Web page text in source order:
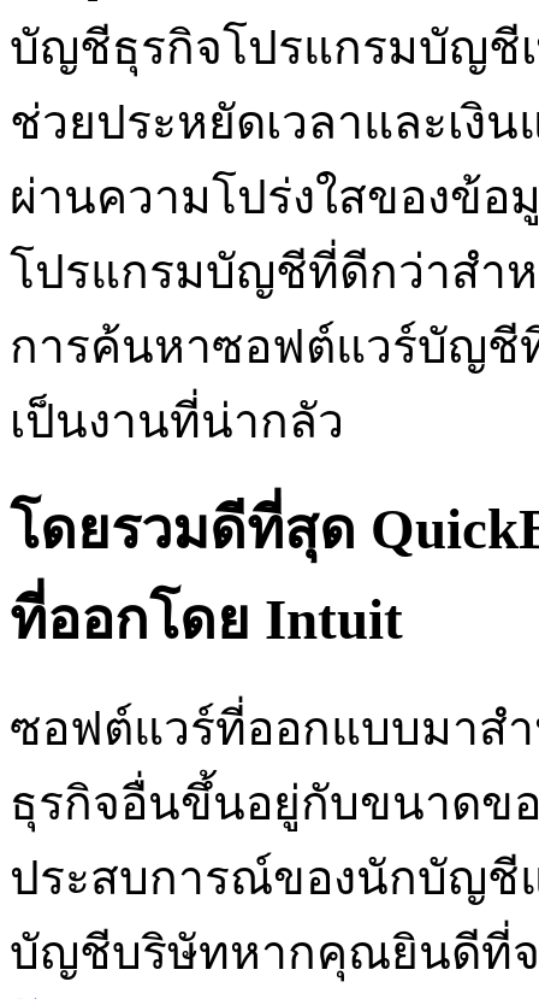
บัญชีธุรกิจโปรแกรมบัญชี
ช่วยประหยัดเวลาและเงิ
ผ่านความโปร่งใสของข้อ
โปรแกรมบัญชีที่ดีกว่าสำห
การค้นหาซอฟต์แวร์บัญชี
เป็นงานที่น่ากลัว
โดยรวมดีที่สุด
ที่ออกโดย Intuit
ซอฟต์แวร์ที่ออกแบบมาส
ธุรกิจอื่นขึ้นอยู่กับขนาดข
ประสบการณ์ของนักบัญชี
บัญชีบริษัทหากคุณยินดีที่จ